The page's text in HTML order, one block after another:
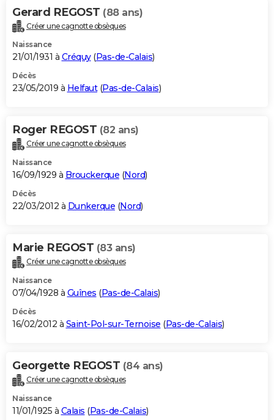
Gerard REGOST (88 ans)
Créer une cagnotte obsèques
Naissance
21/01/1931 à Créquy(Pas-de-Calais)
Décès
23/05/2019 à Helfaut(Pas-de-Calais)
Roger REGOST (82 ans)
Créer une cagnotte obsèques
Naissance
16/09/1929 à Brouckerque (Nord)
Décès
22/03/2012 à Dunkerque (Nord)
Marie REGOST (83 ans)
Créer une cagnotte obsèques
Naissance
07/04/1928 à Guînes (Pas-de-Calais)
Décès
16/02/2012 à Saint-Pol-sur-Ternoise (Pas-de-Calais)
Georgette REGOST (84 ans)
Créer une cagnotte obsèques
Naissance
11/01/1925 à Calais (Pas-de-Calais)